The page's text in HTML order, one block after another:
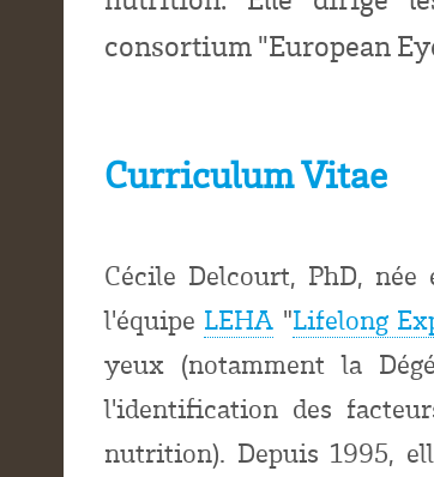
consortium "European
Curriculum Vitae
Cécile Delcourt, PhD,
l'équipe LEHA "Lifelong
yeux (notamment la
l'identification des
nutrition). Depuis 1995,